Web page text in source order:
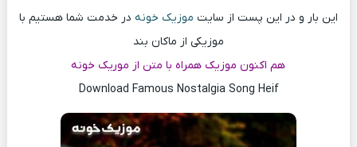
این بار و در این پست از سایت موزیک خونه در خدمت شما هستیم با
موزیکی از ماکان بند
هم اکنون موزیک همراه با متن از موریک خونه
Download Famous Nostalgia Song Heif